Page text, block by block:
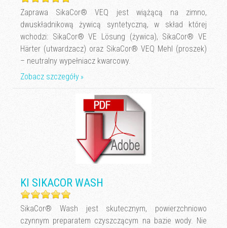
Zaprawa SikaCor® VEQ jest wiążącą na zimno,
dwuskładnikową żywicą syntetyczną, w skład której
wchodzi: SikaCor® VE Lösung (żywica), SikaCor® VE
Härter (utwardzacz) oraz SikaCor® VEQ Mehl (proszek)
– neutralny wypełniacz kwarcowy.
Zobacz szczegóły
KI SIKACOR WASH
SikaCor® Wash jest skutecznym, powierzchniowo
czynnym preparatem czyszczącym na bazie wody. Nie